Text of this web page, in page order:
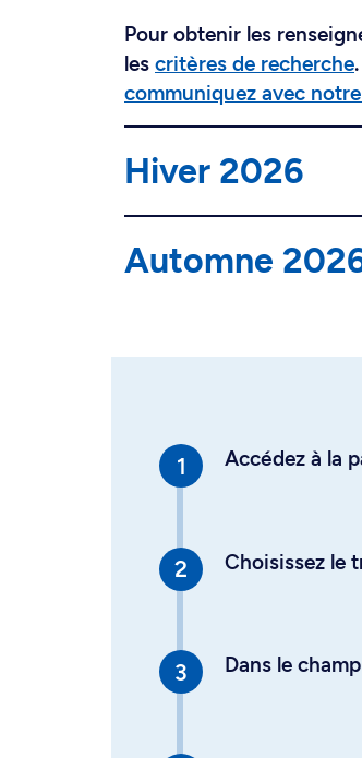
Pour obtenir les
les critères de recherche
communiquez avec
Hiver 2026
Automne
Accédez à la
Choisissez le
Dans le